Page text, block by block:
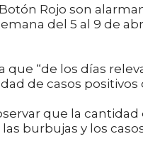
Rojo son
del 5 al 9 de
“de los días
de casos positivos
que la cantidad
burbujas y los